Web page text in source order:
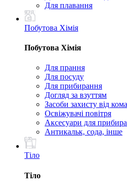
Для плавання
Побутова Хімія
Побутова Хімія
Для прання
Для посуду
Для прибирання
Догляд за взуттям
Засоби захисту від
Освіжувачі повітря
Аксесуари для
Антикальк, сода, інше
Тіло
Тіло